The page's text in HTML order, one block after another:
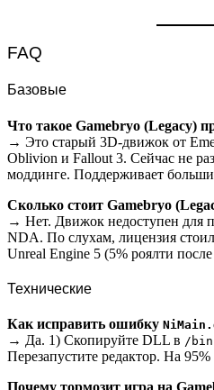
FAQ
Базовые
Что такое Gamebryo (Legacy)
→ Это старый 3D-движок от
Oblivion и Fallout 3. Сейчас не
моддинге. Поддерживает
Сколько стоит Gamebryo
→ Нет. Движок недоступен для
NDA. По слухам, лицензия
Unreal Engine 5 (5% роялти
Технические
Как исправить ошибку
→ Да. 1) Скопируйте DLL в /bin
Перезапустите редактор. На
Почему тормозит игра на